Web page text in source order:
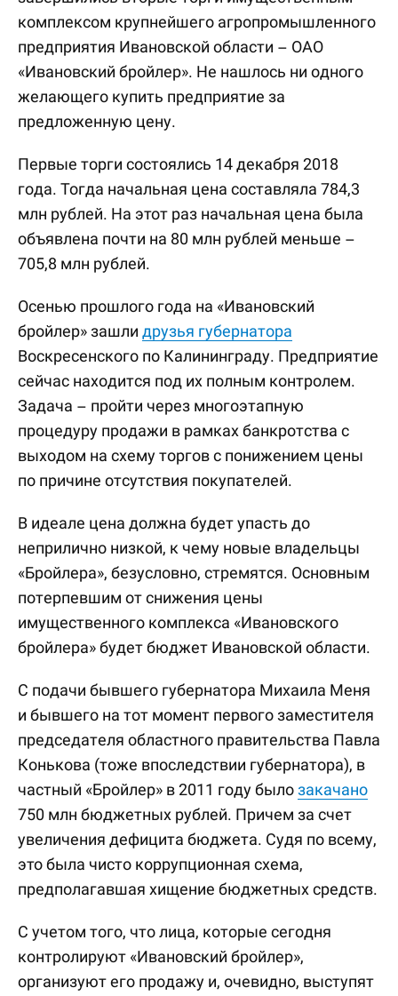
комплексом крупнейшего агропромышленного
предприятия Ивановской области – ОАО
«Ивановский бройлер». Не нашлось ни одного
желающего купить предприятие за
предложенную цену.
Первые торги состоялись 14 декабря 2018
года. Тогда начальная цена составляла 784,3
млн рублей. На этот раз начальная цена была
объявлена почти на 80 млн рублей меньше –
705,8 млн рублей.
Осенью прошлого года на «Ивановский
бройлер» зашли друзья губернатора
Воскресенского по Калининграду. Предприятие
сейчас находится под их полным контролем.
Задача – пройти через многоэтапную
процедуру продажи в рамках банкротства с
выходом на схему торгов с понижением цены
по причине отсутствия покупателей.
В идеале цена должна будет упасть до
неприлично низкой, к чему новые владельцы
«Бройлера», безусловно, стремятся. Основным
потерпевшим от снижения цены
имущественного комплекса «Ивановского
бройлера» будет бюджет Ивановской области.
С подачи бывшего губернатора Михаила Меня
и бывшего на тот момент первого заместителя
председателя областного правительства Павла
Конькова (тоже впоследствии губернатора), в
частный «Бройлер» в 2011 году былозакачано
750 млн бюджетных рублей. Причем за счет
увеличения дефицита бюджета. Судя по всему,
это была чисто коррупционная схема,
предполагавшая хищение бюджетных средств.
С учетом того, что лица, которые сегодня
контролируют «Ивановский бройлер»,
организуют его продажу и, очевидно, выступят